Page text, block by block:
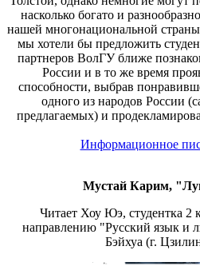
насколько богато и
нашей многонациональной
мы хотели бы предложить
партнеров ВолГУ ближе
России и в то же время
способности, выбрав
одного из народов России
предлагаемых) и
Информационное
Мустай Карим,
Читает Хоу Юэ, студентка 2
направлению "Русский язык и
Бэйхуа (г.